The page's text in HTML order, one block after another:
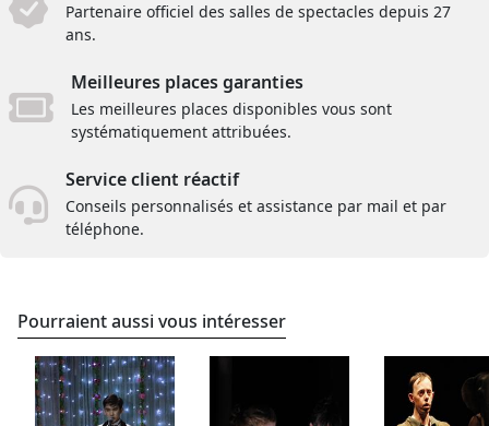
Partenaire officiel des salles de spectacles depuis 27
ans.
Meilleures places garanties
Les meilleures places disponibles vous sont
systématiquement attribuées.
Service client réactif
Conseils personnalisés et assistance par mail et par
téléphone.
Pourraient aussi vous intéresser